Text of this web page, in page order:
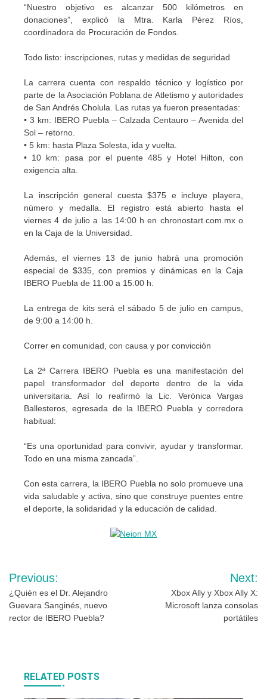
“Nuestro objetivo es alcanzar 500 kilómetros en
donaciones”, explicó la Mtra. Karla Pérez Ríos,
coordinadora de Procuración de Fondos.
Todo listo: inscripciones, rutas y medidas de seguridad
La carrera cuenta con respaldo técnico y logístico por
parte de la Asociación Poblana de Atletismo y autoridades
de San Andrés Cholula. Las rutas ya fueron presentadas:
• 3 km: IBERO Puebla – Calzada Centauro – Avenida del
Sol – retorno.
• 5 km: hasta Plaza Solesta, ida y vuelta.
• 10 km: pasa por el puente 485 y Hotel Hilton, con
exigencia alta.
La inscripción general cuesta $375 e incluye playera,
número y medalla. El registro está abierto hasta el
viernes 4 de julio a las 14:00 h en chronostart.com.mx o
en la Caja de la Universidad.
Además, el viernes 13 de junio habrá una promoción
especial de $335, con premios y dinámicas en la Caja
IBERO Puebla de 11:00 a 15:00 h.
La entrega de kits será el sábado 5 de julio en campus,
de 9:00 a 14:00 h.
Correr en comunidad, con causa y por convicción
La 2ª Carrera IBERO Puebla es una manifestación del
papel transformador del deporte dentro de la vida
universitaria. Así lo reafirmó la Lic. Verónica Vargas
Ballesteros, egresada de la IBERO Puebla y corredora
habitual:
“Es una oportunidad para convivir, ayudar y transformar.
Todo en una misma zancada”.
Con esta carrera, la IBERO Puebla no solo promueve una
vida saludable y activa, sino que construye puentes entre
el deporte, la solidaridad y la educación de calidad.
Navegación
de
entradas
Previous:
¿Quién es el Dr. Alejandro
Guevara Sanginés, nuevo
rector de IBERO Puebla?
Next:
Xbox Ally y Xbox Ally X:
Microsoft lanza consolas
portátiles
RELATED POSTS